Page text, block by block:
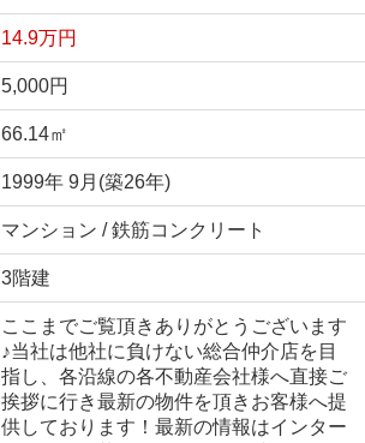
14.9万円
5,000円
66.14㎡
1999年 9月(築26年)
マンション / 鉄筋コンクリート
3階建
ここまでご覧頂きありがとうございます
♪当社は他社に負けない総合仲介店を目
指し、各沿線の各不動産会社様へ直接ご
挨拶に行き最新の物件を頂きお客様へ提
供しております！最新の情報はインター